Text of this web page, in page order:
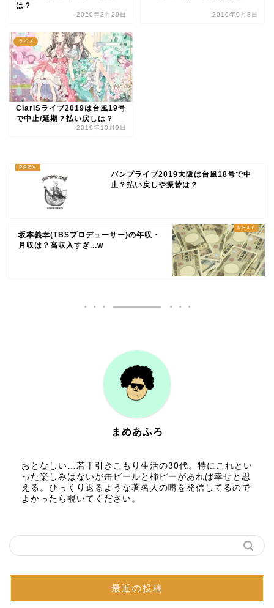
は？
2020年3月29日 2019年9月8日
ライブ
ClariSライブ2019は台風19号
で中止/延期？払い戻しは？
2019年10月9日
バンプライブ2019大阪は台風18号で中
止？払い戻しや振替は？
坂本義幸(TBSプロデューサー)の年収・
月収は？高収入すぎ...w
まめあふろ
おとなしい…若干引きこもり生活の30代。特にこれとい
った楽しみはないが缶ビールと柿ピーがあれば幸せと思
える。ひっくり返るような著名人の噂を発信してるので
よかったら覗いてください。
最近の投稿